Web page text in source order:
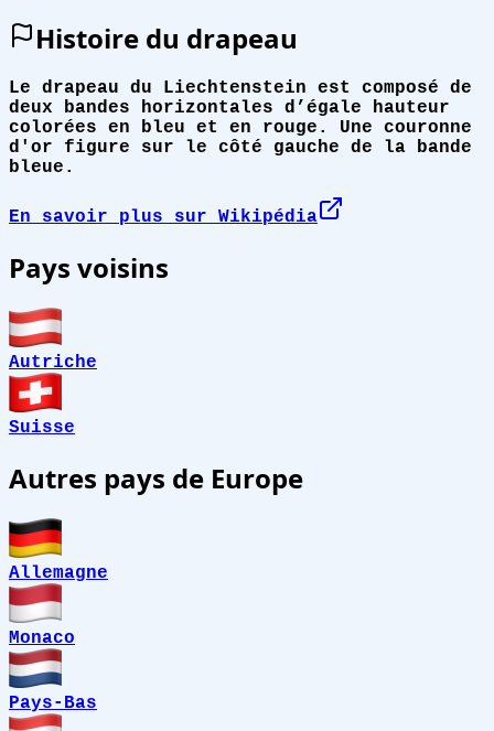
Histoire du drapeau
Le drapeau du Liechtenstein est composé de
deux bandes horizontales d’égale hauteur
colorées en bleu et en rouge. Une couronne
d'or figure sur le côté gauche de la bande
bleue.
En savoir plus sur Wikipédia
Pays voisins
Autriche
Suisse
Autres pays de Europe
Allemagne
Monaco
Pays-Bas